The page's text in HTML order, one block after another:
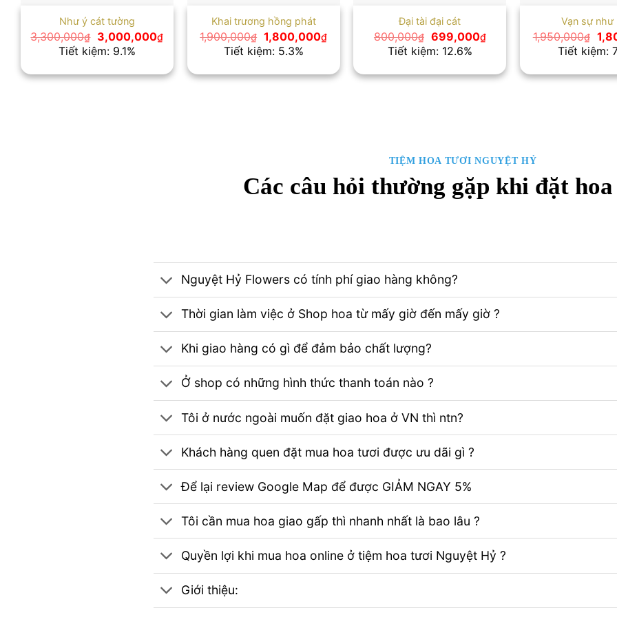
Như ý cát tường
3,300,000₫
Giá
gốc
là:
3,000,000₫Giá
là:
3,000,000₫.
Tiết kiệm: 9.1%
Khai trương hồng phát
1,900,000₫ Giá
gốc
là:
1,800,000₫Giá
là:
1,800,000₫.
Tiết kiệm: 5.3%
Đại tài đại cát
800,000₫ Giá
gốc
là:
699,000₫Giá
hiện
699,000₫.
Tiết kiệm: 12.6%
Vạn sự như
1,950,000₫
Giá
gốc
là:
Tiết kiệm:
TIỆM HOA TƯƠI NGUYỆT HỶ
Các câu hỏi thường gặp khi đặt
Nguyệt Hỷ Flowers có tính phí giao hàng không?
Thời gian làm việc ở Shop hoa từ mấy giờ đến mấy giờ ?
Khi giao hàng có gì để đảm bảo chất lượng?
Ở shop có những hình thức thanh toán nào ?
Tôi ở nước ngoài muốn đặt giao hoa ở VN thì ntn?
Khách hàng quen đặt mua hoa tươi được ưu dãi gì ?
Để lại review Google Map để được GIẢM NGAY 5%
Tôi cần mua hoa giao gấp thì nhanh nhất là bao lâu ?
Quyền lợi khi mua hoa online ở tiệm hoa tươi Nguyệt Hỷ ?
Giới thiệu: